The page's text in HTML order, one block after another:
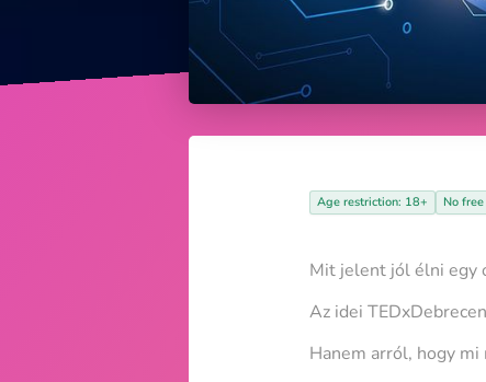
Age restriction: 18+ No
Mit jelent jól élni egy
Az idei
Hanem arról, hogy